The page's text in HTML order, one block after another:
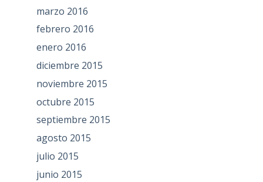
marzo 2016
febrero 2016
enero 2016
diciembre 2015
noviembre 2015
octubre 2015
septiembre 2015
agosto 2015
julio 2015
junio 2015